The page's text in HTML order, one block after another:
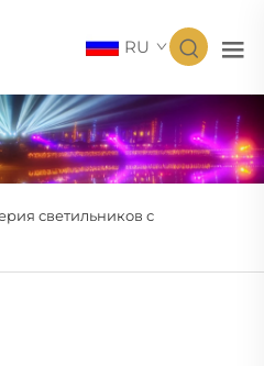
RU
светильников с